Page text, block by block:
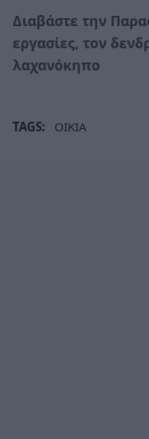
Διαβάστε την
εργασίες, τον
λαχανόκηπο
TAGS: ΟΙΚΙΑ